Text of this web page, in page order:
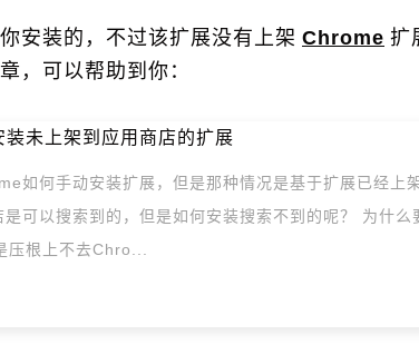
安装的，不过该扩展没有上架 Chrome 扩
，可以帮助到你：
未上架到应用商店的扩展
如何手动安装扩展，但是那种情况是基于扩展已经上
可以搜索到的，但是如何安装搜索不到的呢？ 为什
压根上不去Chro...